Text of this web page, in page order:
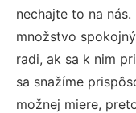
nechajte to na
množstvo
radi, ak sa k nim
sa snažíme
možnej miere,